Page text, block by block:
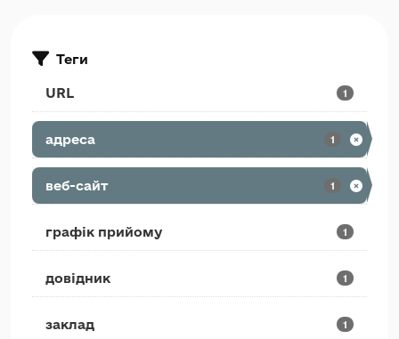
Теги
URL 1
адреса 1
веб-сайт 1
графік прийому 1
довідник 1
заклад 1